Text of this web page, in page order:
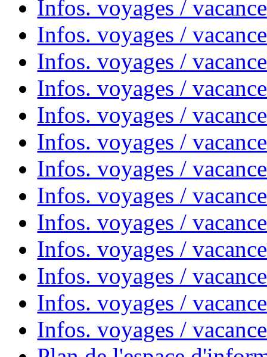
Infos. voyages /
Infos. voyages /
Infos. voyages /
Infos. voyages /
Infos. voyages /
Infos. voyages /
Infos. voyages /
Infos. voyages /
Infos. voyages /
Infos. voyages /
Infos. voyages /
Infos. voyages /
Infos. voyages /